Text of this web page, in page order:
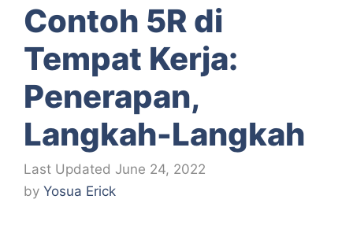
Contoh 5R di
Tempat Kerja:
Penerapan,
Langkah-Langkah
June 24, 2022
by Yosua Erick